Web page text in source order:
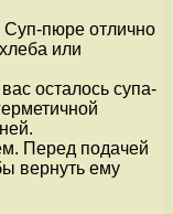
Суп-пюре отлично
или
осталось супа-
Перед подачей
вернуть ему